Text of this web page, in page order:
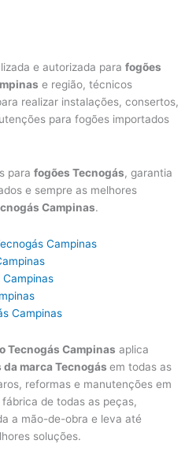
e autorizada parafogões
e região, técnicos
realizar instalações, consertos,
para fogões importados
parafogões Tecnogás, garantia
e sempre as melhores
Campinas.
Campinas
Campinas
Tecnogás Campinas aplica
da marca Tecnogásem todas as
reformas e manutenções em
de todas as peças,
a mão-de-obra e leva até
soluções.